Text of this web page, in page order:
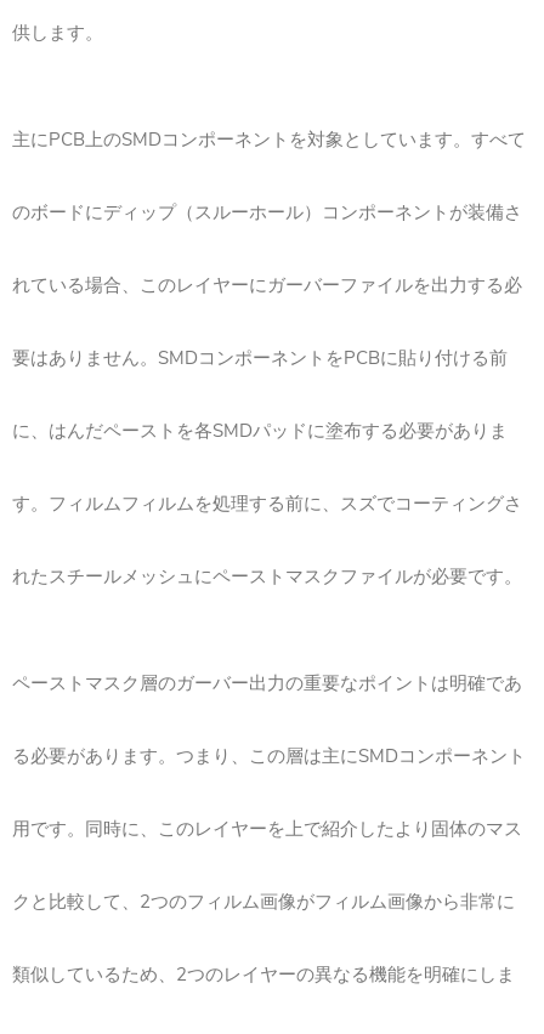
供します。
主にPCB上のSMDコンポーネントを対象としています。すべて
のボードにディップ（スルーホール）コンポーネントが装備さ
れている場合、このレイヤーにガーバーファイルを出力する必
要はありません。SMDコンポーネントをPCBに貼り付ける前
に、はんだペーストを各SMDパッドに塗布する必要がありま
す。フィルムフィルムを処理する前に、スズでコーティングさ
れたスチールメッシュにペーストマスクファイルが必要です。
ペーストマスク層のガーバー出力の重要なポイントは明確であ
る必要があります。つまり、この層は主にSMDコンポーネント
用です。同時に、このレイヤーを上で紹介したより固体のマス
クと比較して、2つのフィルム画像がフィルム画像から非常に
類似しているため、2つのレイヤーの異なる機能を明確にしま